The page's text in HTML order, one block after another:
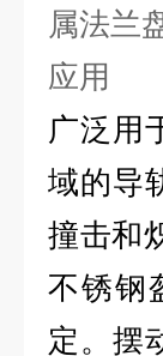
属法兰
应用
广泛用
域的导
撞击和
不锈钢
定。摆